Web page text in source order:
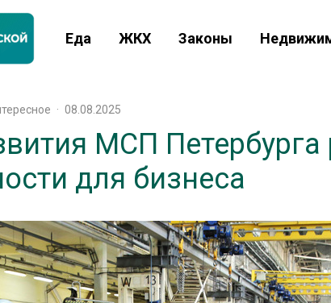
Еда ЖКХ Законы
· 08.08.2025
МСП Петербурга
для бизнеса